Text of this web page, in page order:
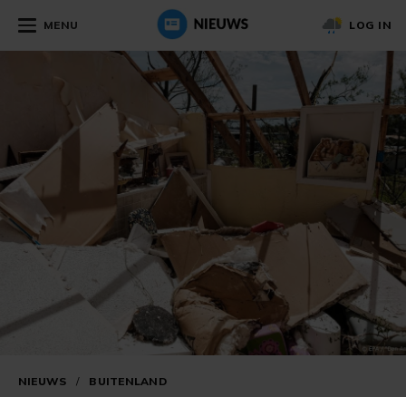
MENU LOG IN
NIEUWS / BUITENLAND